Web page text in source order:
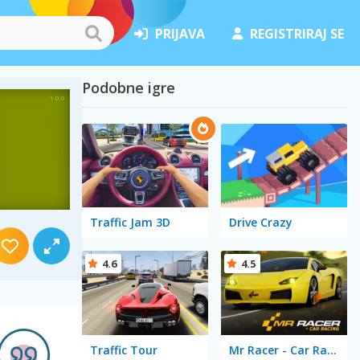
PRIJAVA REGISTRIRAJ SE
Podobne igre
Traffic Jam 3D Drive Crazy
Traffic Tour
4.6
Mr Racer - Car Racing
4.5